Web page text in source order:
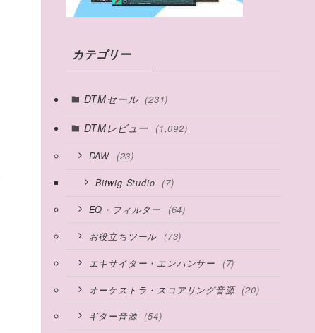
カテゴリー
DTMセール (231)
DTMレビュー (1,092)
DAW (23)
Bitwig Studio (7)
EQ・フィルター (64)
お役立ちツール (73)
エキサイター・エンハンサー (7)
オーケストラ・スコアリング音源 (20)
ギター音源 (54)